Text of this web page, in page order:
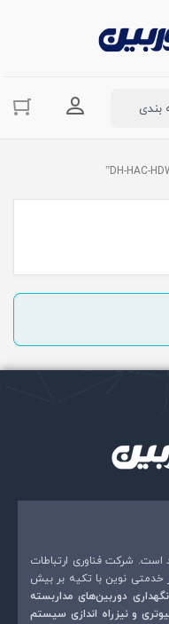
ورود به
است. شرکت فناوری ارتباطات
در خدمتی نوین با تکیه بر بیش
دوربین‌های مداربسته
و نیزراه اندازی سیستم